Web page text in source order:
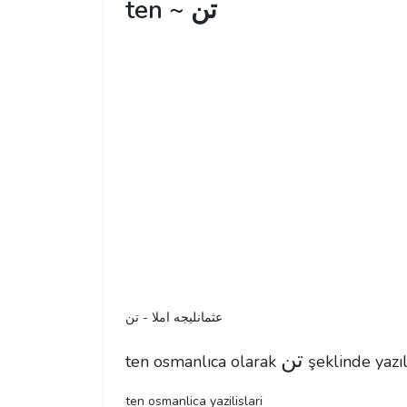
ten ~ تن
عثمانليجه املا - تن
ten osmanlıca olarak تن şeklinde
ten osmanlica yazilislari